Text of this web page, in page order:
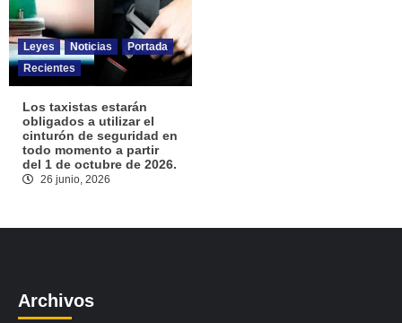
Leyes Noticias
Portada
Recientes
Los taxistas estarán
obligados a utilizar el
cinturón de seguridad en
todo momento a partir
del 1 de octubre de 2026.
26 junio, 2026
Archivos